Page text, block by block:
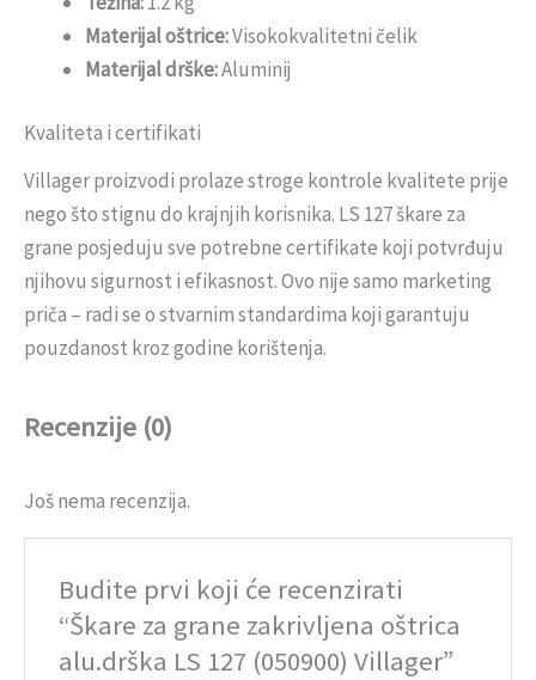
Materijal oštrice:Visokokvalitetni čelik
Materijal drške:Aluminij
Kvaliteta i certifikati
Villager proizvodi prolaze stroge kontrole kvalitete prije
nego što stignu do krajnjih korisnika. LS 127 škare za
grane posjeduju sve potrebne certifikate koji potvrđuju
njihovu sigurnost i efikasnost. Ovo nije samo marketing
priča – radi se o stvarnim standardima koji garantuju
pouzdanost kroz godine korištenja.
Recenzije (0)
Još nema recenzija.
Budite prvi koji će recenzirati
“Škare za grane zakrivljena oštrica
alu.drška LS 127 (050900) Villager”